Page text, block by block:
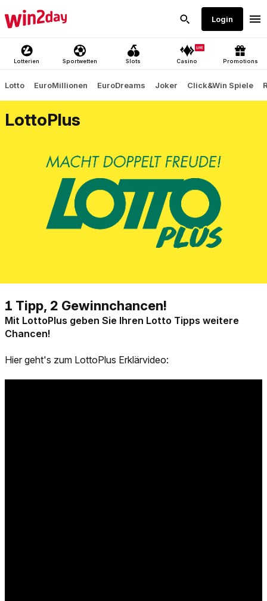
LottoPlus
Mit LottoPlus geben Sie Ihren Lotto Tipps weitere
Chancen!
Hier geht's zum LottoPlus Erklärvideo: